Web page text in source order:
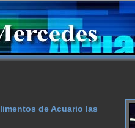
de Acuario las